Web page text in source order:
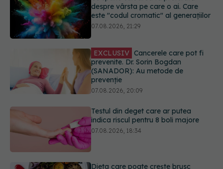
EXCLUSIV Cancerele care pot fi
prevenite. Dr. Sorin Bogdan
(SANADOR): Au metode de
Testul din deget care ar putea
indica riscul pentru 8 boli majore
07.08.2026, 18:34
Dieta care poate crește brusc
colesterolul. Cine este mai expus